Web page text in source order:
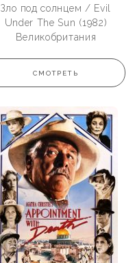
Зло под солнцем / Evil
Under The Sun (1982)
Великобритания
СМОТРЕТЬ